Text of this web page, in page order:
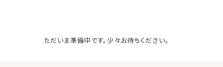
ただいま準備中です。少々お待ちください。